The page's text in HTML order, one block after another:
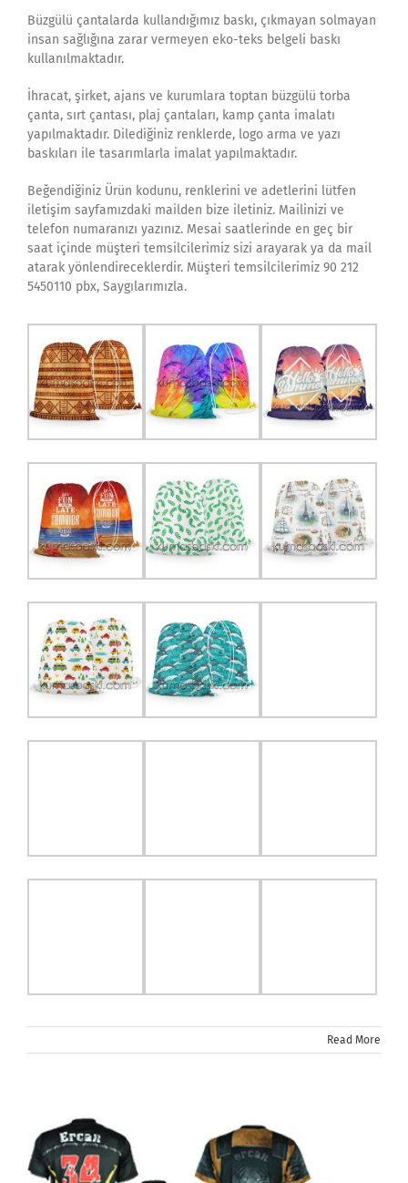
Büzgülü çantalarda kullandığımız baskı, çıkmayan solmayan
insan sağlığına zarar vermeyen eko-teks belgeli baskı
kullanılmaktadır.
İhracat, şirket, ajans ve kurumlara toptan büzgülü torba
çanta, sırt çantası, plaj çantaları, kamp çanta imalatı
yapılmaktadır. Dilediğiniz renklerde, logo arma ve yazı
baskıları ile tasarımlarla imalat yapılmaktadır.
Beğendiğiniz Ürün kodunu, renklerini ve adetlerini lütfen
iletişim sayfamızdaki mailden bize iletiniz. Mailinizi ve
telefon numaranızı yazınız. Mesai saatlerinde en geç bir
saat içinde müşteri temsilcilerimiz sizi arayarak ya da mail
atarak yönlendireceklerdir. Müşteri temsilcilerimiz 90 212
5450110 pbx, Saygılarımızla.
Read More